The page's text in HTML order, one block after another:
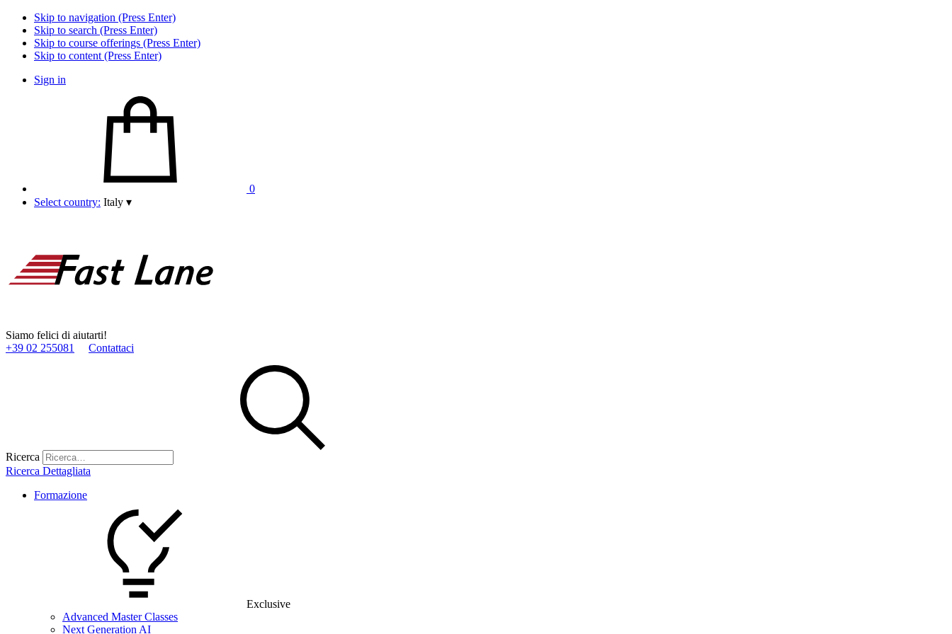
Skip to navigation (Press Enter)
Skip to search (Press Enter)
Skip to course offerings (Press Enter)
Skip to content (Press Enter)
Sign in
0
Select country: Italy ▾
Siamo felici di aiutarti!
+39 02 255081
Contattaci
Ricerca
Ricerca Dettagliata
Formazione
Exclusive
Advanced Master Classes
Next Generation AI